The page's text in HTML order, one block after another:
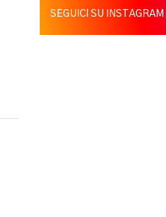
SEGUICI SU INSTAGRAM